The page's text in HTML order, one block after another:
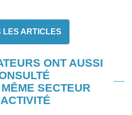
LES ARTICLES
ONT AUSSI
SECTEUR